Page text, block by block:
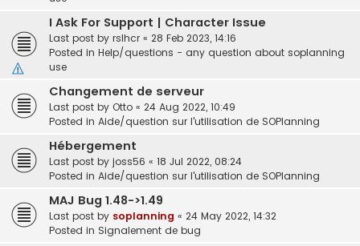
I Ask For Support | Character Issue
Last post by rslhcr « 28 Feb 2023, 14:16
Posted in Help/questions - any question about soplanning
use
Changement de serveur
Last post by Otto « 24 Aug 2022, 10:49
Posted in Aide/question sur l'utilisation de SOPlanning
Hébergement
Last post by joss56 « 18 Jul 2022, 08:24
Posted in Aide/question sur l'utilisation de SOPlanning
MAJ Bug 1.48->1.49
Last post by soplanning « 24 May 2022, 14:32
Posted in Signalement de bug